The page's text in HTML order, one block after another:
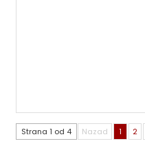
Strana 1 od 4 Nazad 1 2